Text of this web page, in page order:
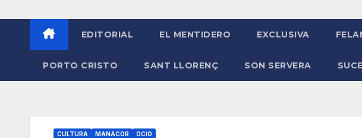
EDITORIAL EL MENTIDERO EXCLUSIVA
PORTO CRISTO SANT LLORENÇ SON SERVERA
CULTURA MANACOR OCIO